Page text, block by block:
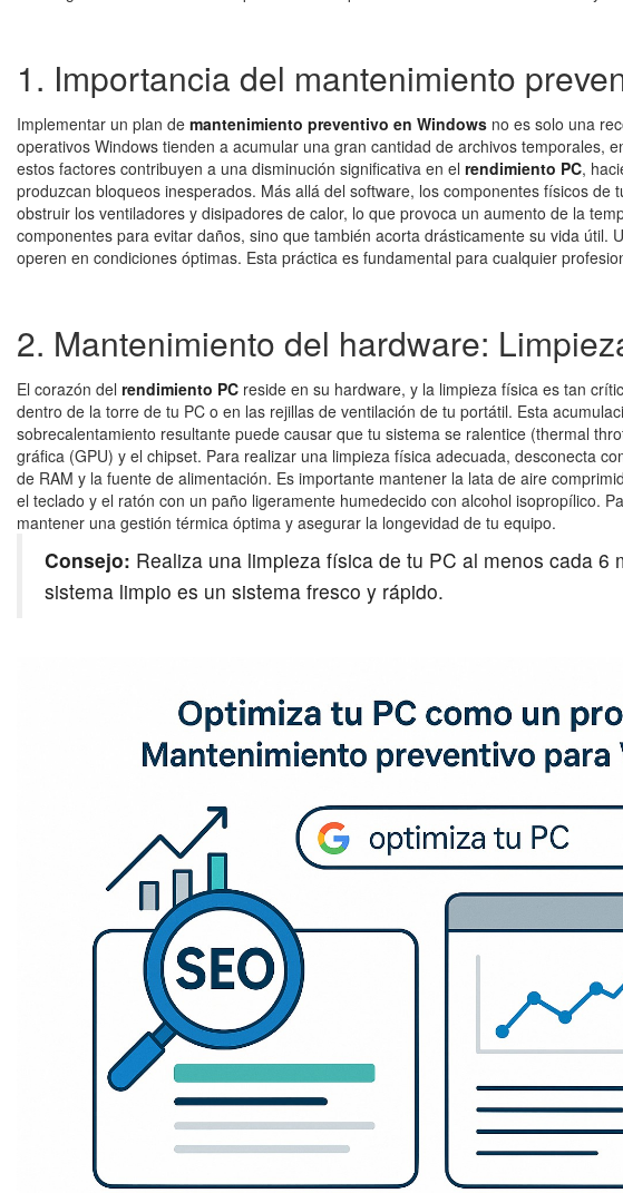
1. Importancia del mantenimiento
Implementar un plan de mantenimiento preventivo en Windows no es solo una
operativos Windows tienden a acumular una gran cantidad de archivos
estos factores contribuyen a una disminución significativa en el rendimiento PC,
produzcan bloqueos inesperados. Más allá del software, los componentes físicos
obstruir los ventiladores y disipadores de calor, lo que provoca un aumento de la
componentes para evitar daños, sino que también acorta drásticamente su vida útil.
operen en condiciones óptimas. Esta práctica es fundamental para cualquier
2. Mantenimiento del hardware:
El corazón del rendimiento PC reside en su hardware, y la limpieza física es tan
dentro de la torre de tu PC o en las rejillas de ventilación de tu portátil. Esta
sobrecalentamiento resultante puede causar que tu sistema se ralentice (thermal
gráfica (GPU) y el chipset. Para realizar una limpieza física adecuada, desconecta
de RAM y la fuente de alimentación. Es importante mantener la lata de aire
el teclado y el ratón con un paño ligeramente humedecido con alcohol isopropílico.
mantener una gestión térmica óptima y asegurar la longevidad de tu equipo.
Consejo: Realiza una limpieza física de tu PC al menos cada
sistema limpio es un sistema fresco y rápido.